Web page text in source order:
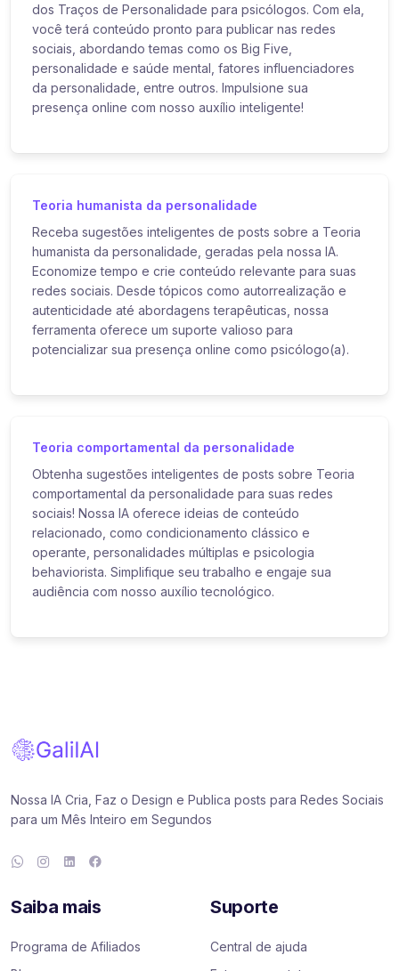
dos Traços de Personalidade para psicólogos. Com ela,
você terá conteúdo pronto para publicar nas redes
sociais, abordando temas como os Big Five,
personalidade e saúde mental, fatores influenciadores
da personalidade, entre outros. Impulsione sua
presença online com nosso auxílio inteligente!
Teoria humanista da personalidade
Receba sugestões inteligentes de posts sobre a Teoria
humanista da personalidade, geradas pela nossa IA.
Economize tempo e crie conteúdo relevante para suas
redes sociais. Desde tópicos como autorrealização e
autenticidade até abordagens terapêuticas, nossa
ferramenta oferece um suporte valioso para
potencializar sua presença online como psicólogo(a).
Teoria comportamental da personalidade
Obtenha sugestões inteligentes de posts sobre Teoria
comportamental da personalidade para suas redes
sociais! Nossa IA oferece ideias de conteúdo
relacionado, como condicionamento clássico e
operante, personalidades múltiplas e psicologia
behaviorista. Simplifique seu trabalho e engaje sua
audiência com nosso auxílio tecnológico.
Nossa IA Cria, Faz o Design e Publica posts para Redes Sociais
para um Mês Inteiro em Segundos
Saiba mais
Programa de Afiliados
Suporte
Central de ajuda